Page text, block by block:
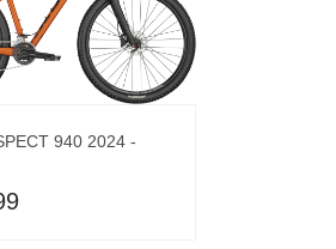
940 2024 -